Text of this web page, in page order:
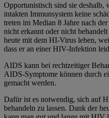
Opportunistisch sind sie deshalb,
intakten Immunsystem keine
treten im Median 8 Jahre nach
nicht erkannt oder nicht
heute mit dem HI-Virus leben,
dass er an einer HIV-Infektion
AIDS kann bei rechtzeitiger
AIDS-Symptome können durch
gemacht werden.
Dafür ist es notwendig, sich auf
behandeln zu lassen. Dank der